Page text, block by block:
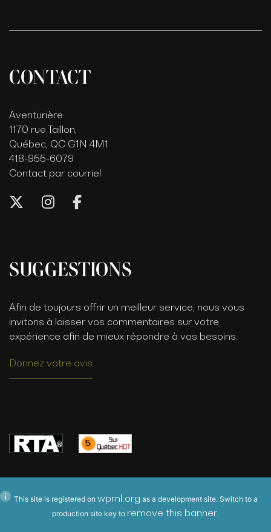
CONTACT
Aventurière
1170 rue Taillon,
Québec, QC G1N 4M1
418-955-6079
Contact par courriel
SUGGESTIONS
Afin de toujours offrir un meilleur service, nous vous
invitons à laisser vos commentaires sur votre
expérience afin de mieux répondre à vos besoins.
Donnez votre avis
This site is registered on wpml.org as a development site. Switch to a
production site key to remove this banner.